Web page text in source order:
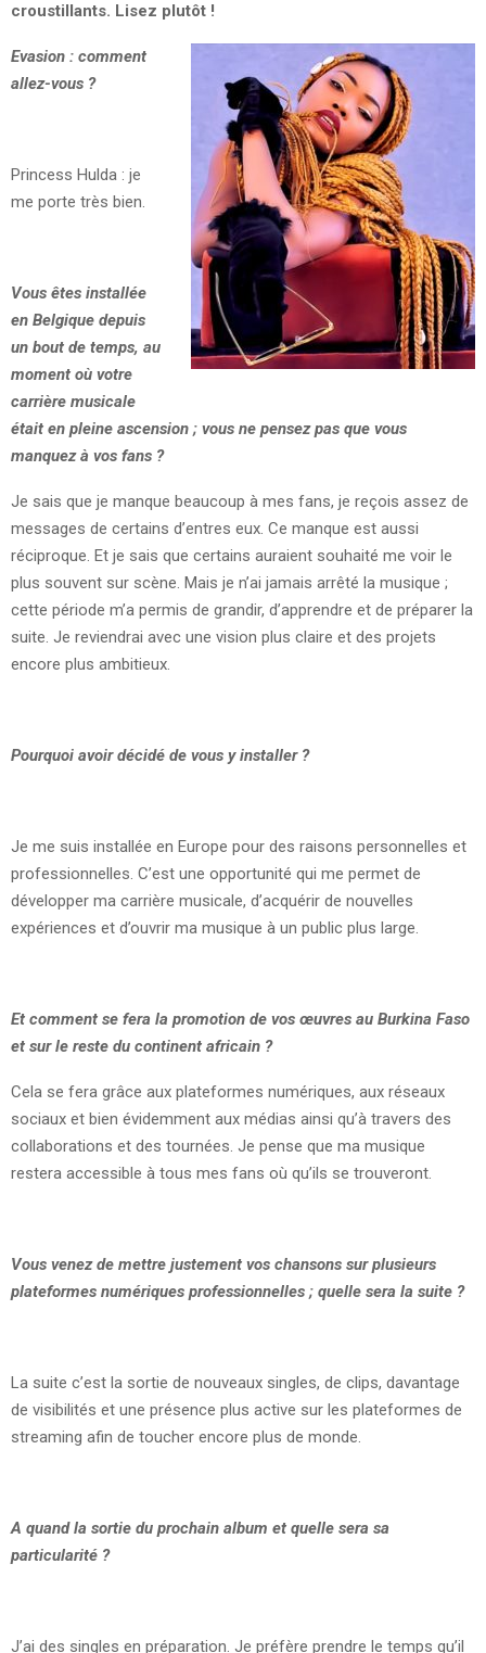
croustillants. Lisez plutôt !
Evasion : comment
allez-vous ?
Princess Hulda : je
me porte très bien.
Vous êtes installée
en Belgique depuis
un bout de temps, au
moment où votre
carrière musicale
était en pleine ascension ; vous ne pensez pas que vous
manquez à vos fans ?
Je sais que je manque beaucoup à mes fans, je reçois assez de
messages de certains d’entres eux. Ce manque est aussi
réciproque. Et je sais que certains auraient souhaité me voir le
plus souvent sur scène. Mais je n’ai jamais arrêté la musique ;
cette période m’a permis de grandir, d’apprendre et de préparer la
suite. Je reviendrai avec une vision plus claire et des projets
encore plus ambitieux.
Pourquoi avoir décidé de vous y installer ?
Je me suis installée en Europe pour des raisons personnelles et
professionnelles. C’est une opportunité qui me permet de
développer ma carrière musicale, d’acquérir de nouvelles
expériences et d’ouvrir ma musique à un public plus large.
Et comment se fera la promotion de vos œuvres au Burkina Faso
et sur le reste du continent africain ?
Cela se fera grâce aux plateformes numériques, aux réseaux
sociaux et bien évidemment aux médias ainsi qu’à travers des
collaborations et des tournées. Je pense que ma musique
restera accessible à tous mes fans où qu’ils se trouveront.
Vous venez de mettre justement vos chansons sur plusieurs
plateformes numériques professionnelles ; quelle sera la suite ?
La suite c’est la sortie de nouveaux singles, de clips, davantage
de visibilités et une présence plus active sur les plateformes de
streaming afin de toucher encore plus de monde.
A quand la sortie du prochain album et quelle sera sa
particularité ?
J’ai des singles en préparation. Je préfère prendre le temps qu’il